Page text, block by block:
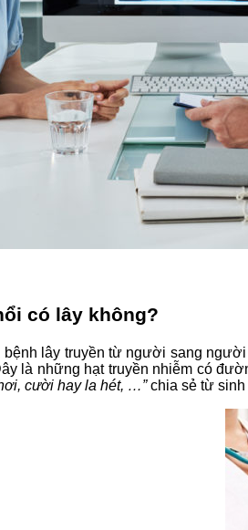
có lây không?
bệnh lây truyền từ người sang
là những hạt truyền nhiễm có
cười hay la hét, …”chia sẻ từ sinh